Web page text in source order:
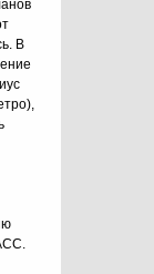
В